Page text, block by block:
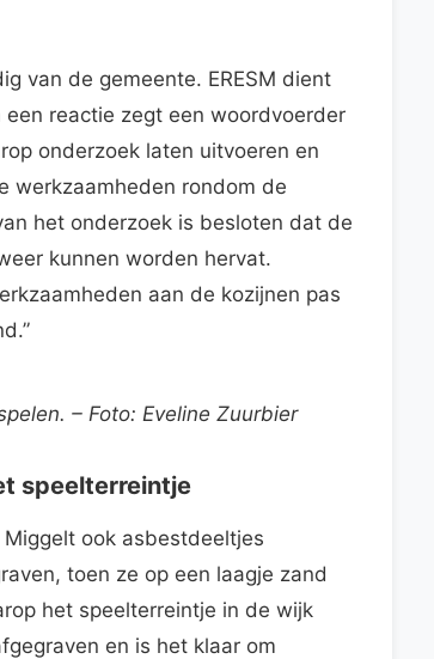
van de gemeente. ERESM dient
reactie zegt een woordvoerder
onderzoek laten uitvoeren en
werkzaamheden rondom de
het onderzoek is besloten dat de
kunnen worden hervat.
aan de kozijnen pas
– Foto: Eveline Zuurbier
speelterreintje
ook asbestdeeltjes
toen ze op een laagje zand
het speelterreintje in de wijk
en is het klaar om